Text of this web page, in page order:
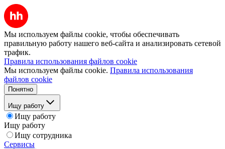
Мы используем файлы cookie, чтобы обеспечивать
правильную работу нашего веб-сайта и анализировать сетевой
трафик.
Правила использования файлов cookie
Мы используем файлы cookie. Правила использования
файлов cookie
Понятно
Ищу работу
Ищу работу
Ищу работу
Ищу сотрудника
Сервисы